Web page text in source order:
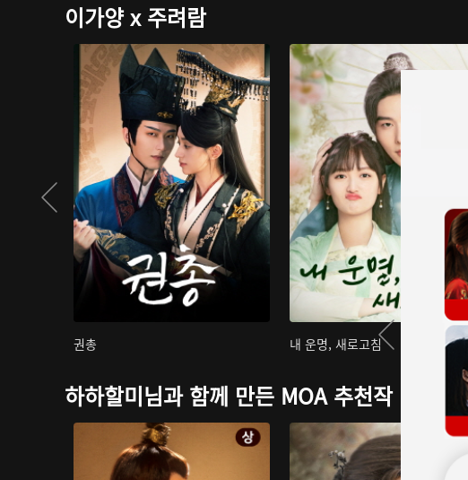
이가양 x 주려람
권총 내 운명, 새로고침
하하할미님과 함께 만든 MOA 추천작